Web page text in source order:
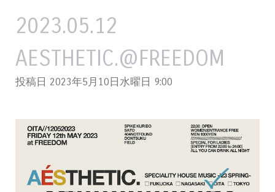
2023.05.12
AESTHETIC.@FREEDOM
投稿日 2023年5月10日水曜日 9:00